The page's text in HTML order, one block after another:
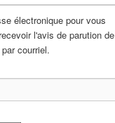
électronique pour vous
l'avis de parution de
courriel.